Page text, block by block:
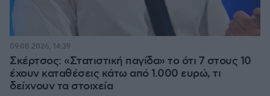
Σκέρτσος: «Στατιστική παγίδα» το ότι 7 στους 10
έχουν καταθέσεις κάτω από 1.000 ευρώ, τι
δείχνουν τα στοιχεία
09.08.2026, 14:39